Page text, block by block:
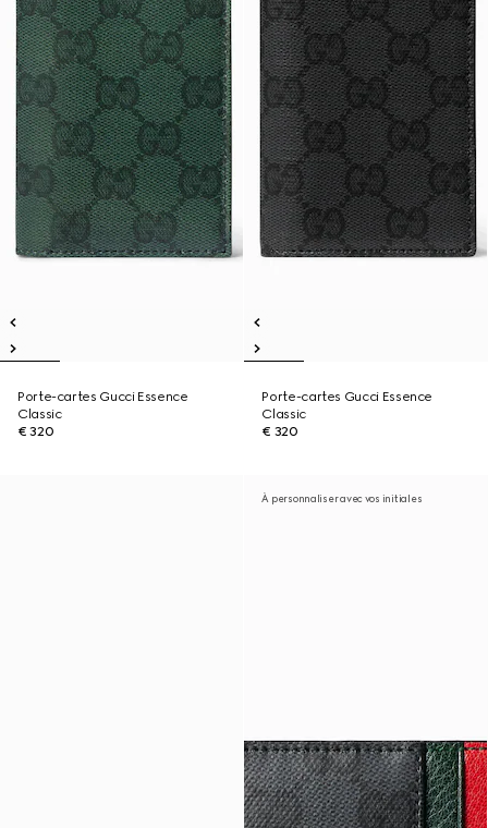
Porte-cartes Gucci Essence
Classic
€ 320
Porte-cartes Gucci Essence
Classic
€ 320
À personnaliser avec vos initiales